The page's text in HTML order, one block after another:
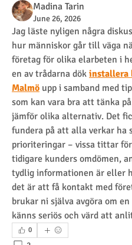
Madina Tarin
June 26, 2026
Jag läste nyligen några
hur människor går till väga
företag för olika elarbeten i
en av trådarna dök installera
Malmö upp i samband med
som kan vara bra att tänka
jämför olika alternativ. Det
fundera på att alla verkar ha
prioriteringar – vissa tittar
tidigare kunders omdömen,
tydlig informationen är eller
det är att få kontakt med
brukar ni själva avgöra om
känns seriös och värd att
0